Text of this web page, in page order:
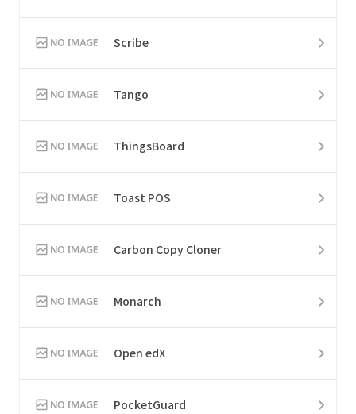
Scribe
Tango
ThingsBoard
Toast POS
Carbon Copy Cloner
Monarch
Open edX
PocketGuard